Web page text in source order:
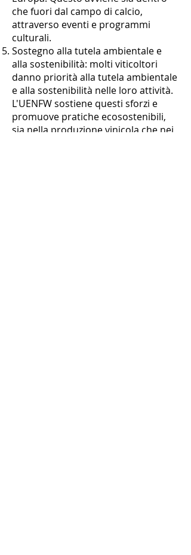
che fuori dal campo di calcio,
attraverso eventi e programmi
culturali.
Sostegno alla tutela ambientale e
alla sostenibilità: molti viticoltori
danno priorità alla tutela ambientale
e alla sostenibilità nelle loro attività.
L'UENFW sostiene questi sforzi e
promuove pratiche ecosostenibili,
sia nella produzione vinicola che nei